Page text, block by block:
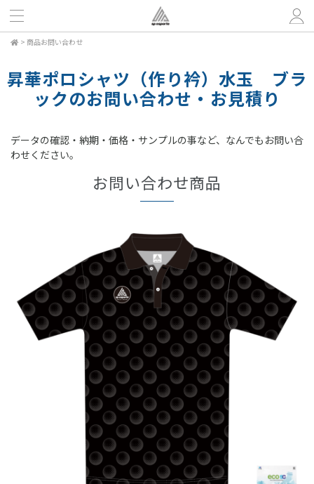
> 商品お問い合わせ
昇華ポロシャツ（作り衿）水玉 ブラ
ックのお問い合わせ・お見積り
データの確認・納期・価格・サンプルの事など、なんでもお問い合
わせください。
お問い合わせ商品